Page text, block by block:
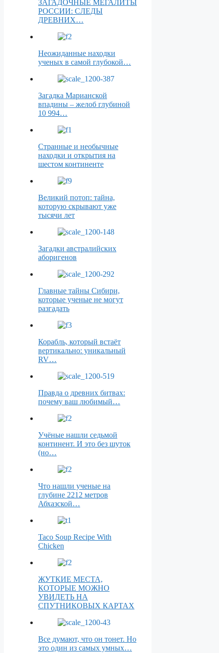
ЗАГАДОЧНЫЕ МЕГАЛИТЫ
РОССИИ: СЛЕДЫ
ДРЕВНИХ…
Неожиданные находки
ученых в самой глубокой…
Загадка Марианской
впадины – желоб глубиной
10 994…
Странные и необычные
находки и открытия на
шестом континенте
Великий потоп: тайна,
которую скрывают уже
тысячи лет
Загадки австралийских
аборигенов
Главные тайны Сибири,
которые ученые не могут
разгадать
Корабль, который встаёт
вертикально: уникальный
RV…
Правда о древних битвах:
почему ваш любимый…
Учёные нашли седьмой
континент. И это без шуток
(но…
Что нашли ученые на
глубине 2212 метров
Абхазcкой…
Taco Soup Recipe With
Chicken
ЖУТКИЕ МЕСТА,
КОТОРЫЕ МОЖНО
УВИДЕТЬ НА
СПУТНИКОВЫХ КАРТАХ
Все думают, что он тонет. Но
это один из самых умных…